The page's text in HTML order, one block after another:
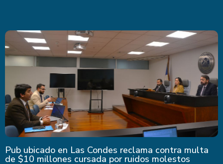
Pub ubicado en Las Condes reclama contra multa
de $10 millones cursada por ruidos molestos